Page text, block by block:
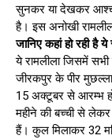
सुनकर या देखकर
है। इस अनोखी
जानिए कहां हो रही है ये
ये रामलीला जिसमें
जीरकपुर के पीर
15 अक्टूबर से आरम्भ
महीने की बच्ची से लेकर
हैं। कुल मिलाकर 32